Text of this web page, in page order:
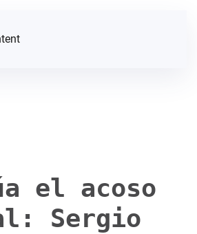
el acoso
Sergio